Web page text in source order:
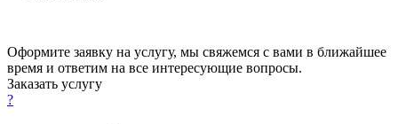
Оформите заявку на услугу, мы свяжемся с вами в ближайшее
время и ответим на все интересующие вопросы.
Заказать услугу
?